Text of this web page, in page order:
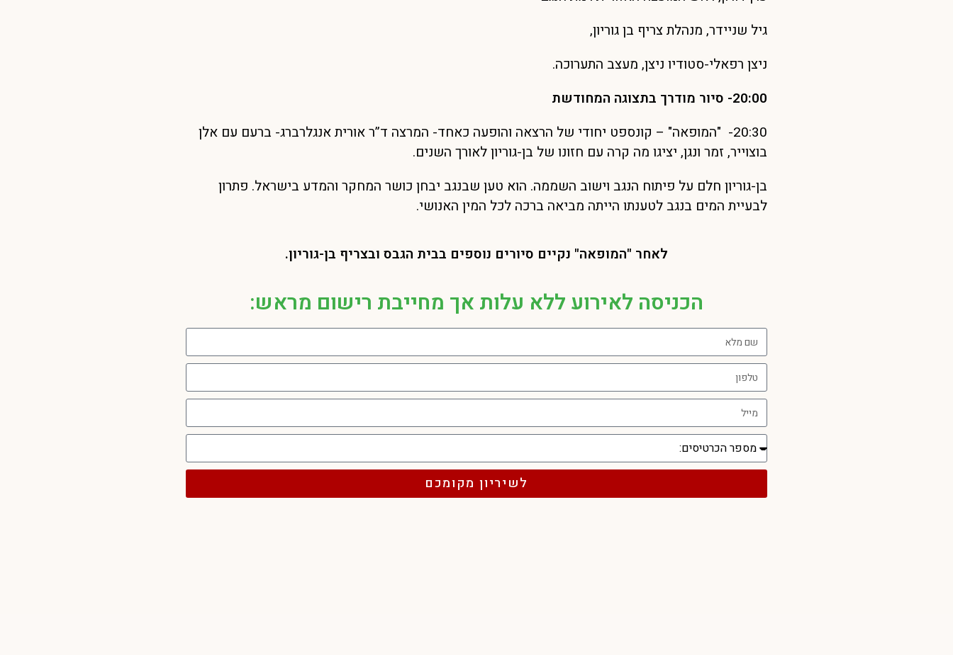
גיל שניידר, מנהלת צריף בן גוריון,
ניצן רפאלי-סטודיו ניצן, מעצב התערוכה.
20:00- סיור מודרך בתצוגה המחודשת
20:30- "המופאה" – קונספט יחודי של הרצאה והופעה כאחד- המרצה ד”ר אורית אנגלרברג- ברעם עם אלן
בוצוייר, זמר ונגן, יציגו מה קרה עם חזונו של בן-גוריון לאורך השנים.
בן-גוריון חלם על פיתוח הנגב וישוב השממה. הוא טען שבנגב יבחן כושר המחקר והמדע בישראל. פתרון
לבעיית המים בנגב לטענתו הייתה מביאה ברכה לכל המין האנושי.
לאחר "המופאה" נקיים סיורים נוספים בבית הגבס ובצריף בן-גוריון.
הכניסה לאירוע ללא עלות אך מחייבת רישום מראש:
לשיריון מקומכם